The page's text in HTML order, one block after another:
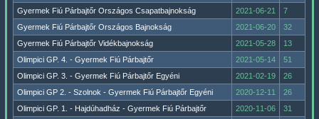
Gyermek Fiú Párbajtőr Országos Csapatbajnokság
2021-06-21
7
Gyermek Fiú Párbajtőr Országos Bajnokság
2021-06-20
32
Gyermek Fiú Párbajtőr Vidékbajnokság
2021-05-28
13
Olimpici GP. 4. - Gyermek Fiú Párbajtőr
2021-05-14
51
Olimpici GP. 3. - Gyermek Fiú Párbajtőr Egyéni
2021-02-19
26
Olimpici GP 2. - Szolnok - Gyermek Fiú Párbajtőr Egyéni
2020-12-11
26
Olimpici GP. 1. - Hajdúhadház - Gyermek Fiú Párbajtőr
2020-11-06
31